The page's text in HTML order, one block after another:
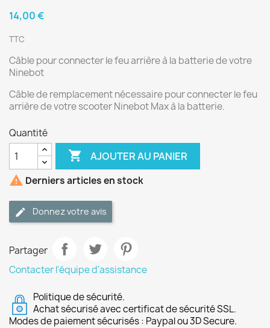
14,00 €
TTC
Câble pour connecter le feu arrière à la batterie de votre
Ninebot
Câble de remplacement nécessaire pour connecter le feu
arrière de votre scooter Ninebot Max à la batterie.
Quantité
 AJOUTER AU PANIER
 Derniers articles en stock
Donnez votre avis
Partager
Contacter l'équipe d'assistance
Politique de sécurité.
Achat sécurisé avec certificat de sécurité SSL.
Modes de paiement sécurisés : Paypal ou 3D Secure.